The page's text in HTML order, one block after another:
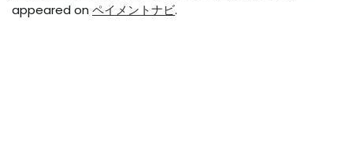
appeared on ペイメントナビ.